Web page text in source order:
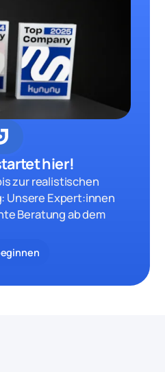
hier!
zur realistischen
Unsere Expert:innen
Beratung ab dem